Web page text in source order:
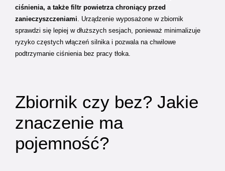
ciśnienia, a także filtr powietrza chroniący przed
zanieczyszczeniami. Urządzenie wyposażone w zbiornik
sprawdzi się lepiej w dłuższych sesjach, ponieważ minimalizuje
ryzyko częstych włączeń silnika i pozwala na chwilowe
podtrzymanie ciśnienia bez pracy tłoka.
Zbiornik czy bez? Jakie
znaczenie ma
pojemność?